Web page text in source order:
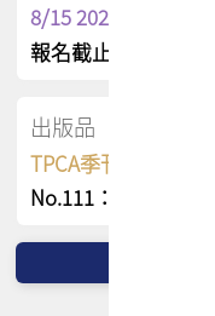
8/15 2026 TPCA健
報名截止日 : 8/3 活
出版品
TPCA季刊 FREE 線
No.111：PCB全球